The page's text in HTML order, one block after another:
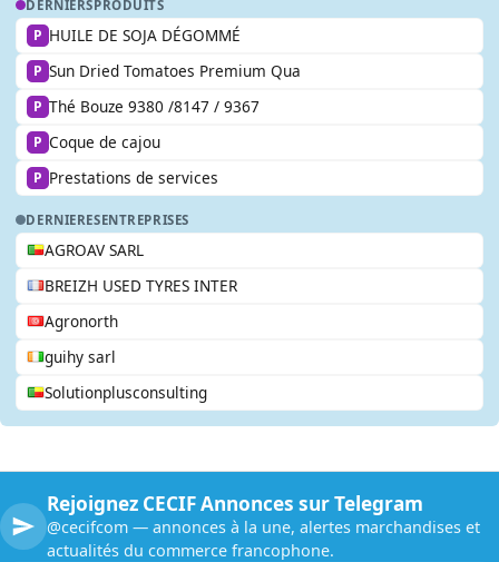
DERNIERSPRODUITS
P HUILE DE SOJA DÉGOMMÉ
P Sun Dried Tomatoes Premium Qua
P Thé Bouze 9380 /8147 / 9367
P Coque de cajou
P Prestations de services
DERNIERESENTREPRISES
AGROAV SARL
BREIZH USED TYRES INTER
Agronorth
guihy sarl
Solutionplusconsulting
Rejoignez CECIF Annonces sur Telegram
@cecifcom — annonces à la une, alertes marchandises et
actualités du commerce francophone.